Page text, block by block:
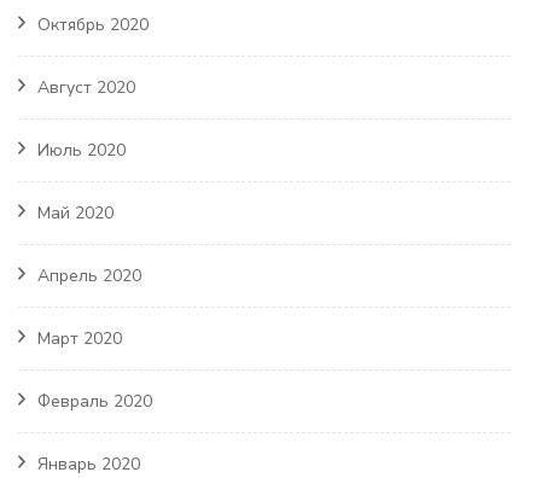
Октябрь 2020
Август 2020
Июль 2020
Май 2020
Апрель 2020
Март 2020
Февраль 2020
Январь 2020